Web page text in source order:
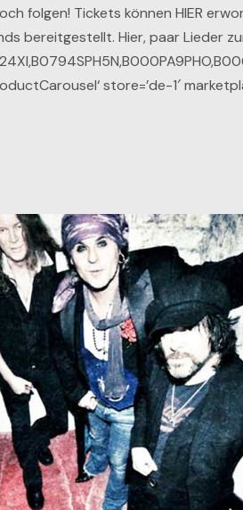
folgen! Tickets können HIER
bereitgestellt. Hier, paar Lieder
store=’de-1′